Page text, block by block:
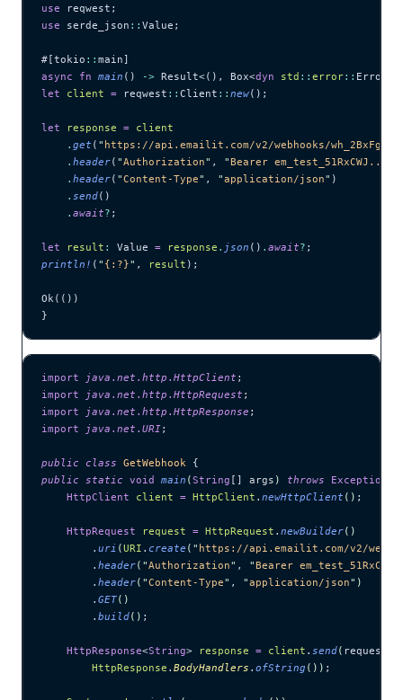
use reqwest;
use serde_json :: Value;
#[tokio :: main]
async fn main () -> Result<(), Box<dyn std :: error::
let client = reqwest :: Client :: new();
let response = client
    .
get ( " https://api.emailit.com/v2/webhooks/
    .
header( "Authorization" , "Bearer
    .
header( "Content-Type" , "application/json" )
    .
send()
    .
await? ;
let result : Value = response . json () . await? ;
println! ( " {:?}" , result );
Ok(())
}
import java . net . http . HttpClient ;
import java . net . http . HttpRequest ;
import java . net . http . HttpResponse ;
import java . net . URI;
public class GetWebhook {
public static void main (String [] args ) throws Exception
    HttpClient
client = HttpClient . newHttpClient () ;
    HttpRequest
request = HttpRequest . newBuilder()
        .
uri (URI . create ( " https://api.emailit.com/v2/
        .
header( "Authorization" , "Bearer
        .
header( "Content-Type" , "application/json" )
        .
GET()
        .
build() ;
    HttpResponse
<String> response = client . send( request,
        HttpResponse
. BodyHandlers . ofString ()) ;